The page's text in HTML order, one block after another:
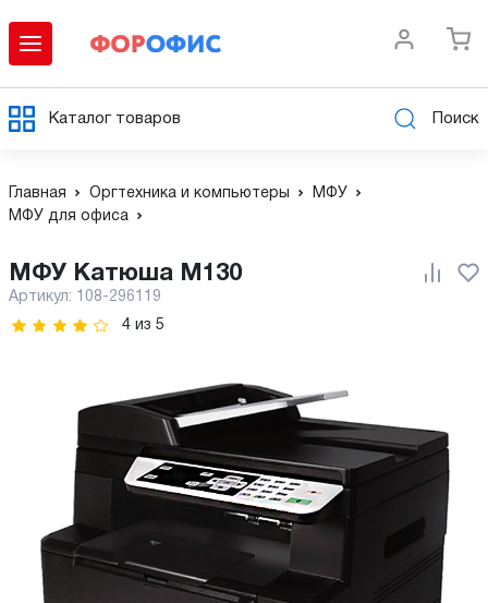
Каталог товаров Поиск
Главная Оргтехника и компьютеры
МФУ
МФУ для офиса
МФУ Катюша М130
Артикул: 108-296119
4из 5